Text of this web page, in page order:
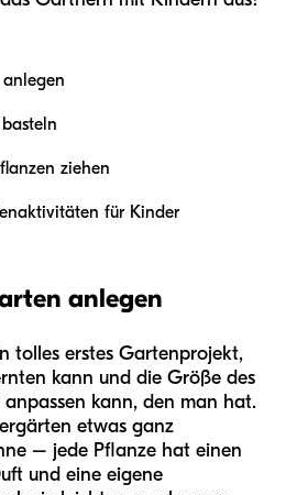
ziehen
für Kinder
anlegen
tolles erstes Gartenprojekt,
kann und die Größe des
kann, den man hat.
etwas ganz
– jede Pflanze hat einen
und eine eigene